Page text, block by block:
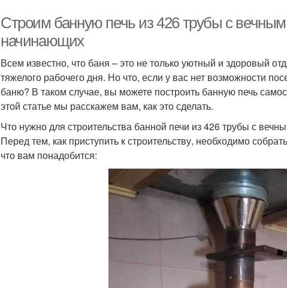
Строим банную печь из 426 трубы с
начинающих
Всем известно, что баня – это не только уютный и здоровый
тяжелого рабочего дня. Но что, если у вас нет возможности
баню? В таком случае, вы можете построить банную печь
этой статье мы расскажем вам, как это сделать.
Что нужно для строительства банной печи из 426 трубы с
Перед тем, как приступить к строительству, необходимо
что вам понадобится: